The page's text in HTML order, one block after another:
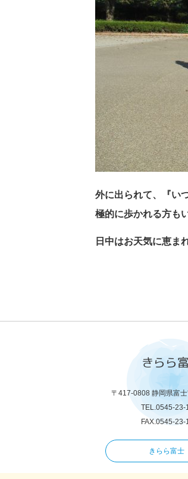
外に出られて、『い
極的に歩かれる方も
日中はお天気に恵ま
きらら
〒417-0808 静岡県富
TEL.0545-23-
FAX.0545-23-
きらら富士